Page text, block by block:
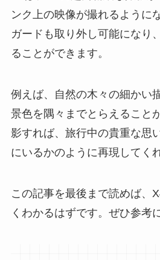
ンク上の映像が撮れるように
ガードも取り外し可能になり
ることができます。
例えば、自然の木々の細かい
景色を隅々までとらえること
影すれば、旅行中の貴重な思
にいるかのように再現してく
この記事を最後まで読めば、
くわかるはずです。ぜひ参考